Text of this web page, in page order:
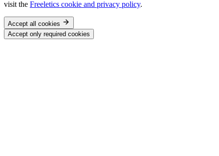
visit the Freeletics cookie and privacy policy.
Accept all cookies
Accept only required cookies